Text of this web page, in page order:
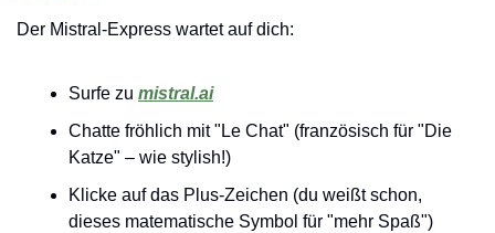
Der Mistral-Express wartet auf dich:
Surfe zu mistral.ai
Chatte fröhlich mit "Le Chat" (französisch für "Die
Katze" – wie stylish!)
Klicke auf das Plus-Zeichen (du weißt schon,
dieses matematische Symbol für "mehr Spaß")